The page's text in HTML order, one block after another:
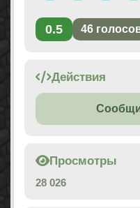
0.5 46
Действия
Просмотры
28 026